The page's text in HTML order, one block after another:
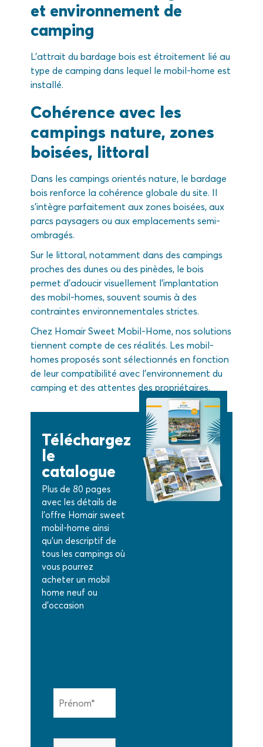
et environnement de
camping
L’attrait du bardage bois est étroitement lié au
type de camping dans lequel le mobil-home est
installé.
Cohérence avec les
campings nature, zones
boisées, littoral
Dans les campings orientés nature, le bardage
bois renforce la cohérence globale du site. Il
s’intègre parfaitement aux zones boisées, aux
parcs paysagers ou aux emplacements semi-
ombragés.
Sur le littoral, notamment dans des campings
proches des dunes ou des pinèdes, le bois
permet d’adoucir visuellement l’implantation
des mobil-homes, souvent soumis à des
contraintes environnementales strictes.
Chez Homair Sweet Mobil-Home, nos solutions
tiennent compte de ces réalités. Les mobil-
homes proposés sont sélectionnés en fonction
de leur compatibilité avec l’environnement du
camping et des attentes des propriétaires.
Téléchargez
le
catalogue
Plus de 80 pages
avec les détails de
l’offre Homair sweet
mobil-home ainsi
qu’un descriptif de
tous les campings où
vous pourrez
acheter un mobil
home neuf ou
d’occasion